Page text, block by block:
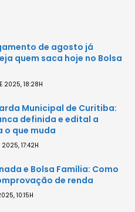
de agosto já
quem saca hoje no Bolsa
2025, 18:28H
Municipal de Curitiba:
definida e edital a
o que muda
2025, 17:42H
e Bolsa Família: Como
de renda
10:15H